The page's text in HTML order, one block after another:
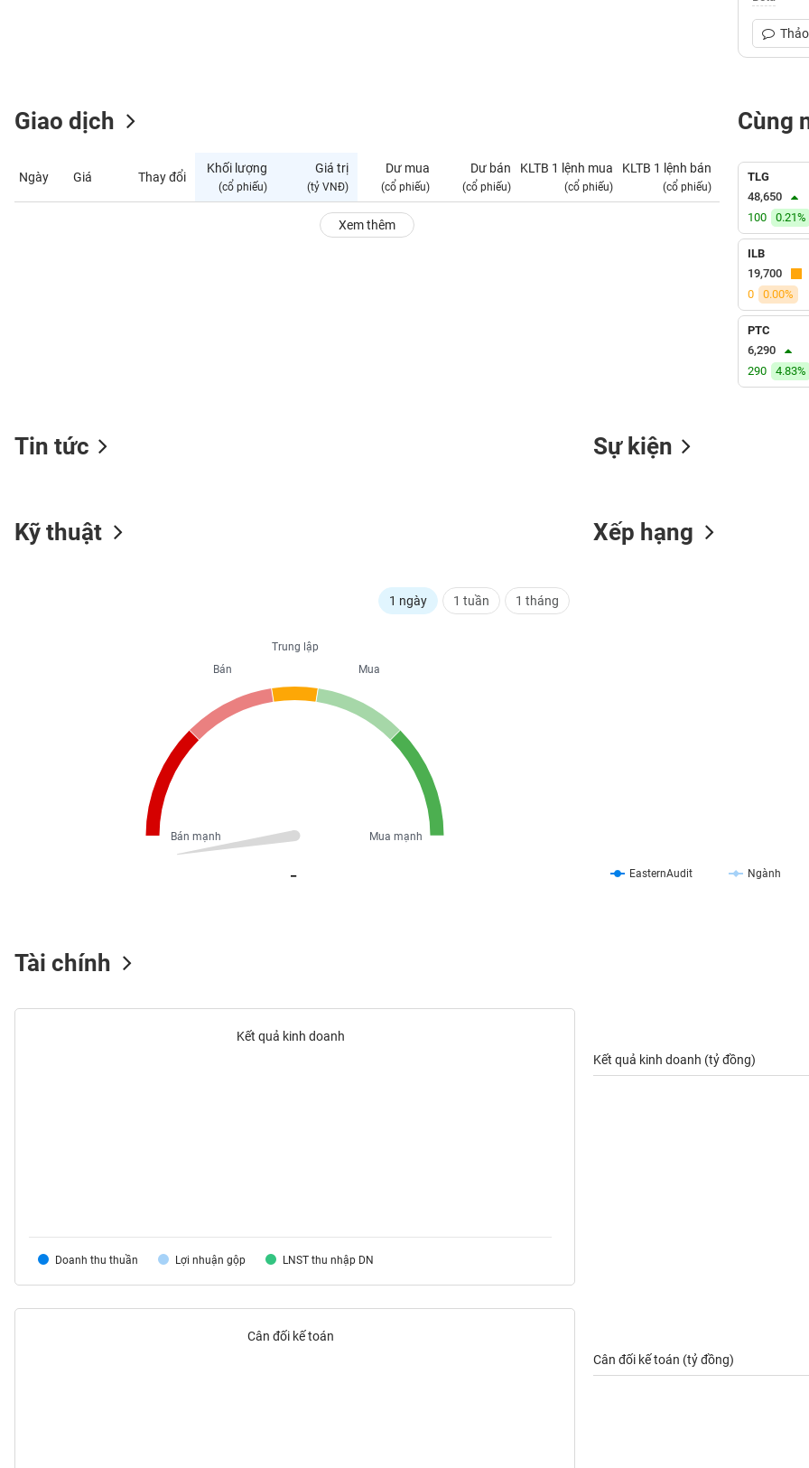
Giao dịch
Ngày Giá Thay đổi
Khối lượng
(cổ phiếu)
Giá trị
(tỷ VNĐ)
Dư mua
(cổ phiếu)
Dư bán
(cổ phiếu)
KLTB 1 lệnh mua
(cổ phiếu)
KLTB 1 lệnh bán
(cổ phiếu)
Xem thêm
Cùng
TLG
48,650
100
0.21%
ILB
19,700
0
0.00%
PTC
6,290
290
4.83%
Tin tức Sự kiện
Kỹ thuật
1 ngày 1 tuần 1 tháng
Trung lập
Mua
Mua mạnh
Bán
Bán mạnh
Xếp hạng
EasternAudit Ngành
Tài chính
Kết quả kinh doanh
Doanh thu thuần Lợi nhuận gộp LNST thu nhập DN
Kết quả kinh doanh (tỷ đồng)
Cân đối kế toán
Cân đối kế toán (tỷ đồng)
CÁ
NHÂN
TƯ